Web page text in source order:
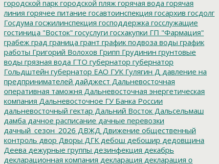
городской парк городской пляж горячая вода горячая
линия горячее питание госавтоинспекция госархив госдолг
Госдума госжилинспекция господдержка госслужащие
гостиница "Восток" госуслуги госхакупки ГП "Фармация"
грабеж град граница грант график подвоза воды график
работы Григорий Волохов Грипп Грудинин грунтовые
воды грязная вода ГТО губернатор губернатор
Гольдштейн губернатор ЕАО ГУК Гулягин Д давление на
предпринимателей дайджест Дальневосточная
оперативная таможня Дальневосточная энергетическая
компания Дальневосточное ГУ Банка России
дальневосточный гектар Дальний Восток Дальсельмаш
дамба дачное расписание дачные перевозки
дачный_сезон_2026 ДВЖД Движение общественный
контроль двор Дворы ДГК дебош дебошир дедовщина
Деева дежурные группы дезинфекция декабрь
декларационная компания декларация декларация о